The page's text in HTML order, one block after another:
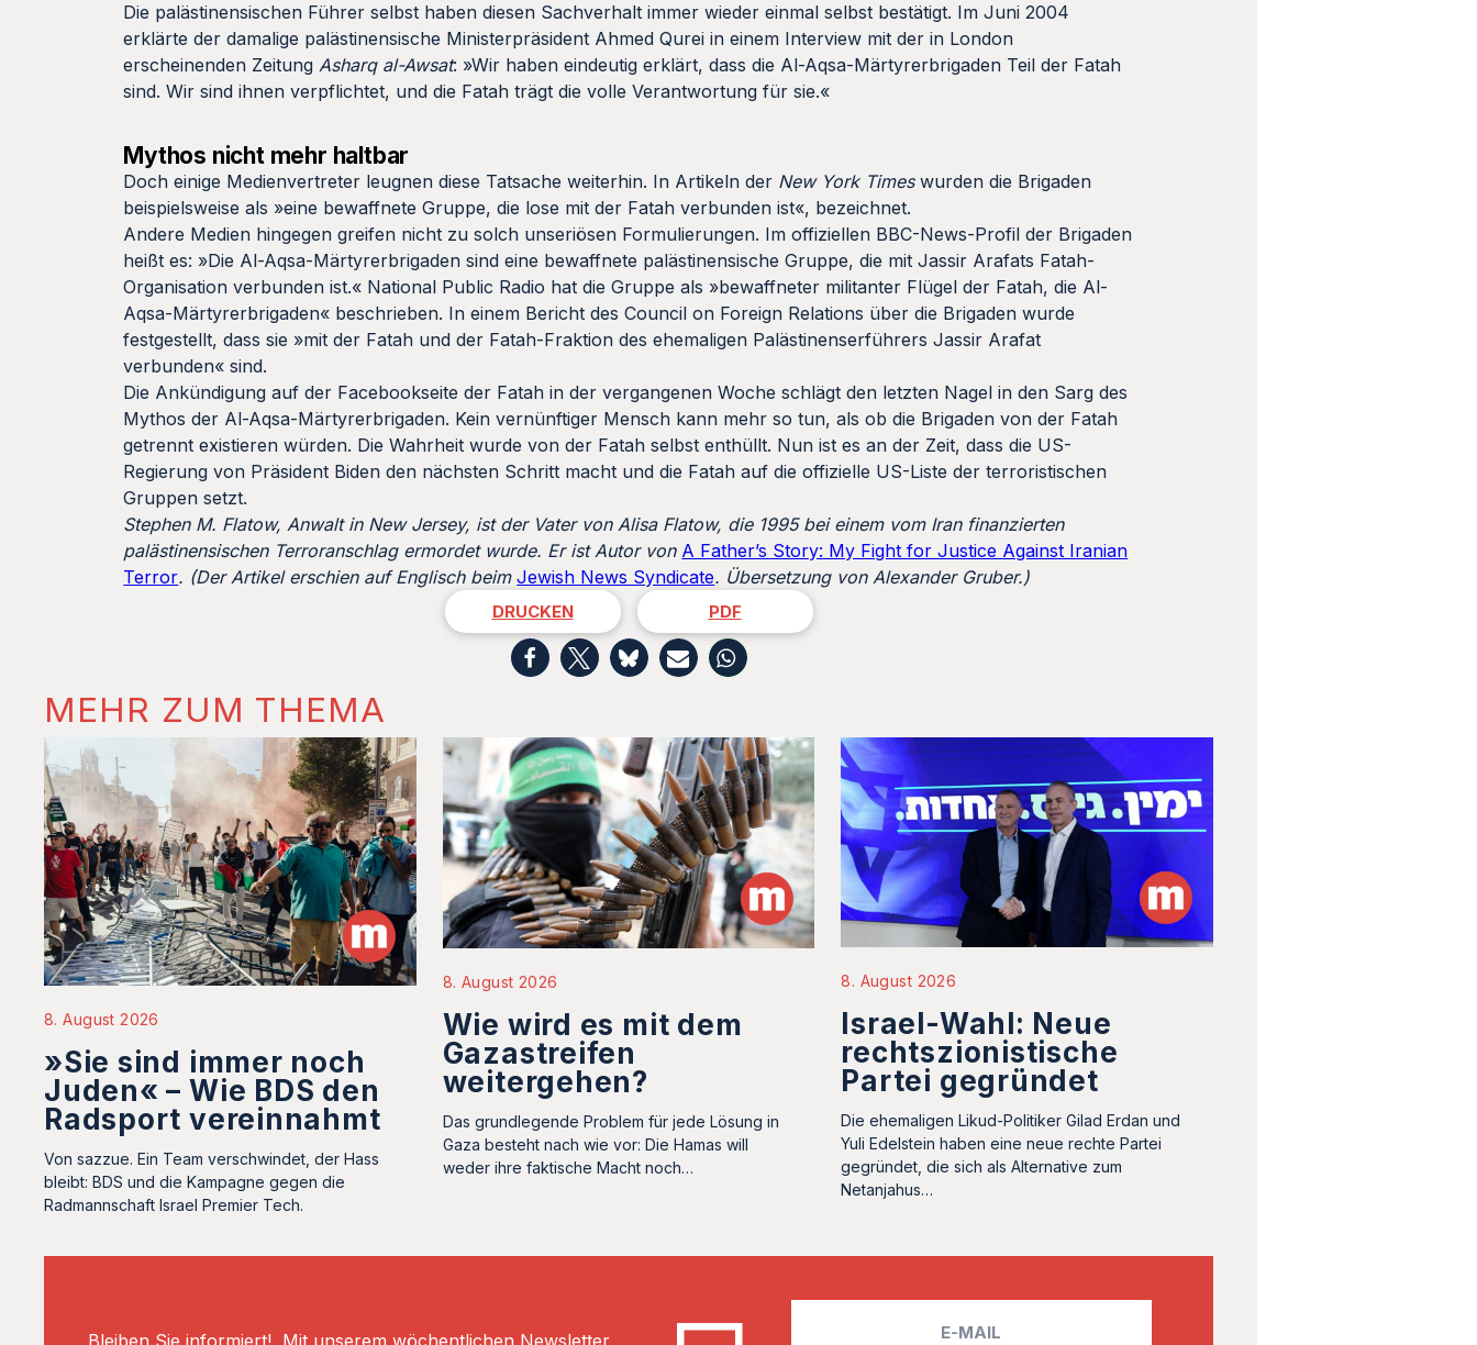
Die palästinensischen Führer selbst haben diesen Sachverhalt immer wieder einmal selbst bestätigt. Im Juni 2004
erklärte der damalige palästinensische Ministerpräsident Ahmed Qurei in einem Interview mit der in London
erscheinenden ZeitungAsharq al-Awsat: »Wir haben eindeutig erklärt, dass die Al-Aqsa-Märtyrerbrigaden Teil der Fatah
sind. Wir sind ihnen verpflichtet, und die Fatah trägt die volle Verantwortung für sie.«
Mythos nicht mehr haltbar
Doch einige Medienvertreter leugnen diese Tatsache weiterhin. In Artikeln der New York Timeswurden die Brigaden
beispielsweise als »eine bewaffnete Gruppe, die lose mit der Fatah verbunden ist«, bezeichnet.
Andere Medien hingegen greifen nicht zu solch unseriösen Formulierungen. Im offiziellen BBC-News-Profil der Brigaden
heißt es: »Die Al-Aqsa-Märtyrerbrigaden sind eine bewaffnete palästinensische Gruppe, die mit Jassir Arafats Fatah-
Organisation verbunden ist.« National Public Radio hat die Gruppe als »bewaffneter militanter Flügel der Fatah, die Al-
Aqsa-Märtyrerbrigaden« beschrieben. In einem Bericht des Council on Foreign Relations über die Brigaden wurde
festgestellt, dass sie »mit der Fatah und der Fatah-Fraktion des ehemaligen Palästinenserführers Jassir Arafat
verbunden« sind.
Die Ankündigung auf der Facebookseite der Fatah in der vergangenen Woche schlägt den letzten Nagel in den Sarg des
Mythos der Al-Aqsa-Märtyrerbrigaden. Kein vernünftiger Mensch kann mehr so tun, als ob die Brigaden von der Fatah
getrennt existieren würden. Die Wahrheit wurde von der Fatah selbst enthüllt. Nun ist es an der Zeit, dass die US-
Regierung von Präsident Biden den nächsten Schritt macht und die Fatah auf die offizielle US-Liste der terroristischen
Gruppen setzt.
Stephen M. Flatow, Anwalt in New Jersey, ist der Vater von Alisa Flatow, die 1995 bei einem vom Iran finanzierten
palästinensischen Terroranschlag ermordet wurde. Er ist Autor von A Father’s Story: My Fight for Justice Against Iranian
Terror. (Der Artikel erschien auf Englisch beim Jewish News Syndicate. Übersetzung von Alexander Gruber.)
DRUCKEN PDF
MEHR ZUM THEMA
8. August 2026
»Sie sind immer noch
Juden« – Wie BDS den
Radsport vereinnahmt
Von sazzue. Ein Team verschwindet, der Hass
bleibt: BDS und die Kampagne gegen die
Radmannschaft Israel Premier Tech.
8. August 2026
Wie wird es mit dem
Gazastreifen
weitergehen?
Das grundlegende Problem für jede Lösung in
Gaza besteht nach wie vor: Die Hamas will
weder ihre faktische Macht noch…
8. August 2026
Israel-Wahl: Neue
rechtszionistische
Partei gegründet
Die ehemaligen Likud-Politiker Gilad Erdan und
Yuli Edelstein haben eine neue rechte Partei
gegründet, die sich als Alternative zum
Netanjahus…
Bleiben Sie informiert! Mit unserem wöchentlichen Newsletter